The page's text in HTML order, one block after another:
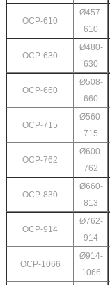
OCP-610
Ø457-
610
OCP-630
Ø480-
630
OCP-660
Ø508-
660
OCP-715
Ø560-
715
OCP-762
Ø600-
762
OCP-830
Ø660-
813
OCP-914
Ø762-
914
OCP-1066
Ø914-
1066